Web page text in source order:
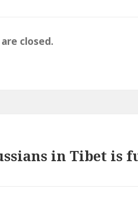
closed.
in Tibet is